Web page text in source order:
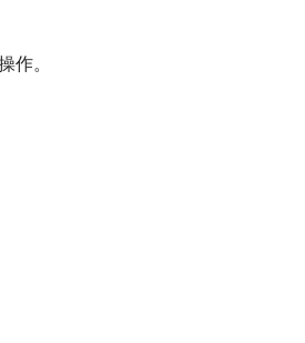
作。